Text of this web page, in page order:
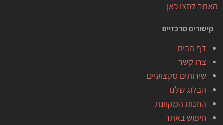
האתר לחצו כאן
קישורים מרכזיים
דף הבית
צרו קשר
שירותים מקצועיים
הבלוג שלנו
החנות המקוונת
חיפוש באתר